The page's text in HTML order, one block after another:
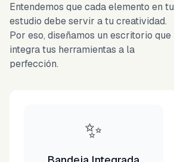
Entendemos que cada elemento en tu
estudio debe servir a tu creatividad.
Por eso, diseñamos un escritorio que
integra tus herramientas a la
perfección.
✨